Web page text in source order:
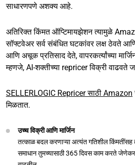
साधारणपणे अशक्य आहे.
अतिरिक्त किंमत ऑप्टिमायझेशन त्यामुळे
सॉफ्टवेअर सर्व संबंधित घटकांवर लक्ष ठेवते
आणि अचूक प्रतिसाद देते, वापरकर्त्यांच्या
म्हणजे, AI-शक्तीच्या repricer विक्री वाढवते
SELLERLOGIC Repricer साठी Amazon
मिळतात.
उच्च विक्री आणि मार्जिन
तत्काळ बदल करणाऱ्या अत्यंत गतिशील किंमतींसह
समाधान तुमच्यासाठी 365 दिवस काम करते